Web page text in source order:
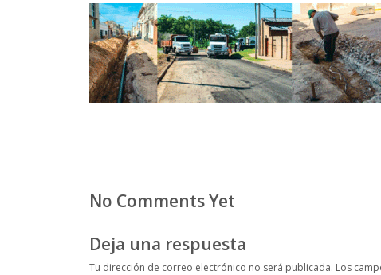
No Comments Yet
Deja una respuesta
Tu dirección de correo electrónico no será publicada. Los